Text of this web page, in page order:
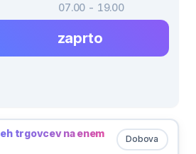
07.00 - 19.00
zaprto
Dobova
trgovcev na enem